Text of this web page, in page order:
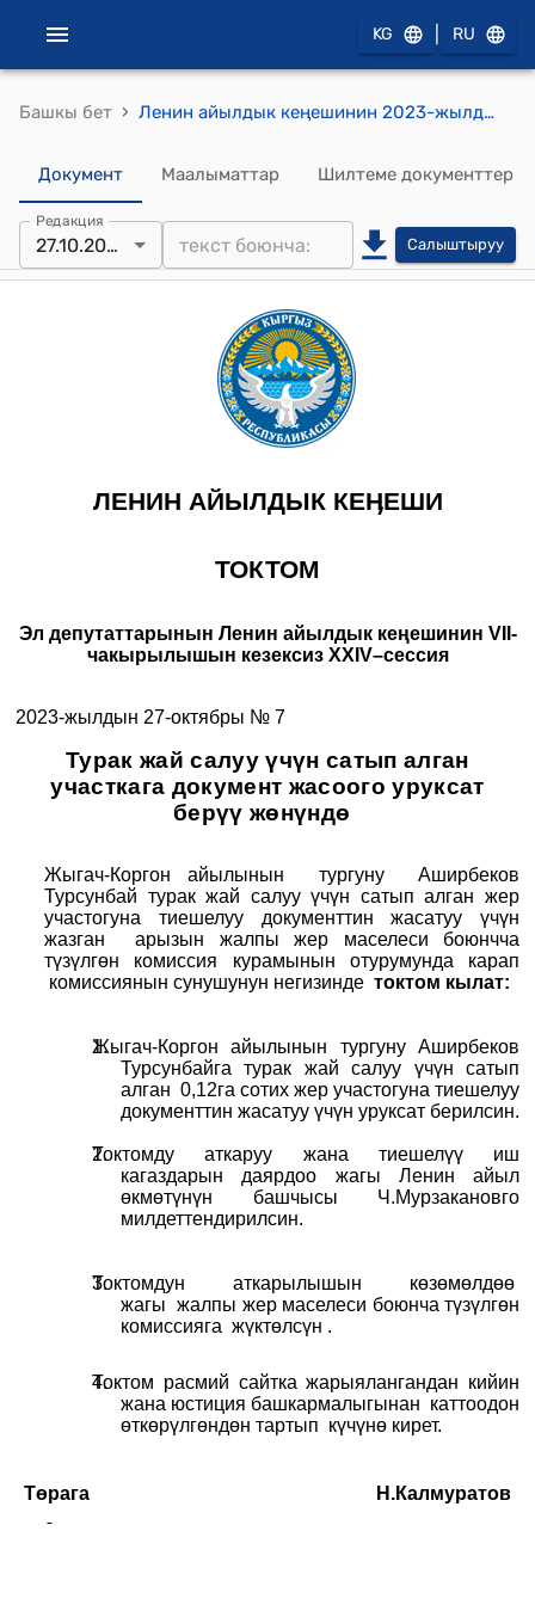
KG RU
Башкы бет › Ленин айылдык кеңешинин 2023-жылдын 27-октябрындагы № 7 Турак жай салуу үчүн сатып алган участкага документ жасоого уруксат берүү жөнүндө" токтому
Документ Маалыматтар Шилтеме документтер
Редакция
27.10.2023 Салыштыруу